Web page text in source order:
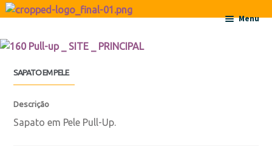
Ir para a navegação
Saltar para o conteúdo
Menu
Início
SAPATO EM PELE
Descrição
Sapato em Pele Pull-Up.